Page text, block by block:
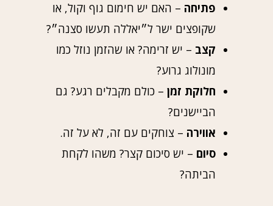
פתיחה – האם יש חימום גוף וקול, או
שקופצים ישר ל״יאללה תעשו סצנה״?
קצב – יש זרימה? או שהזמן נוזל כמו
מונולוג גרוע?
חלוקת זמן – כולם מקבלים רגע? גם
הביישנים?
אווירה – צוחקים עם זה, לא על זה.
סיום – יש סיכום קצר? משהו לקחת
הביתה?